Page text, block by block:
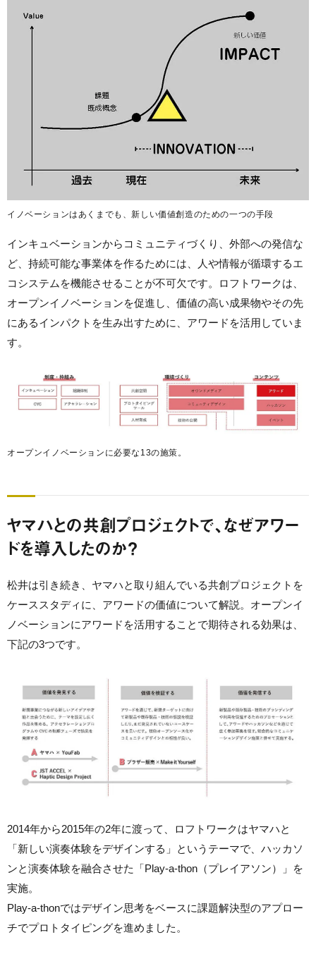
イノベーションはあくまでも、新しい価値創造のための一つの手段
インキュベーションからコミュニティづくり、外部への発信な
ど、持続可能な事業体を作るためには、人や情報が循環するエ
コシステムを機能させることが不可欠です。ロフトワークは、
オープンイノベーションを促進し、価値の高い成果物やその先
にあるインパクトを生み出すために、アワードを活用していま
す。
オープンイノベーションに必要な13の施策。
ヤマハとの共創プロジェクトで、なぜアワー
ドを導入したのか？
松井は引き続き、ヤマハと取り組んでいる共創プロジェクトを
ケーススタディに、アワードの価値について解説。オープンイ
ノベーションにアワードを活用することで期待される効果は、
下記の3つです。
2014年から2015年の2年に渡って、ロフトワークはヤマハと
「新しい演奏体験をデザインする」というテーマで、ハッカソ
ンと演奏体験を融合させた「Play-a-thon（プレイアソン）」を
実施。
Play-a-thonではデザイン思考をベースに課題解決型のアプロー
チでプロトタイピングを進めました。